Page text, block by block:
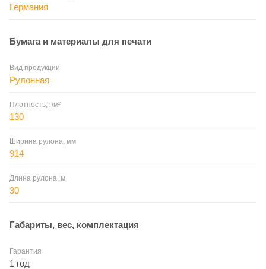
Германия
Бумага и материалы для печати
Вид продукции
Рулонная
Плотность, г/м²
130
Ширина рулона, мм
914
Длина рулона, м
30
Габариты, вес, комплектация
Гарантия
1 год